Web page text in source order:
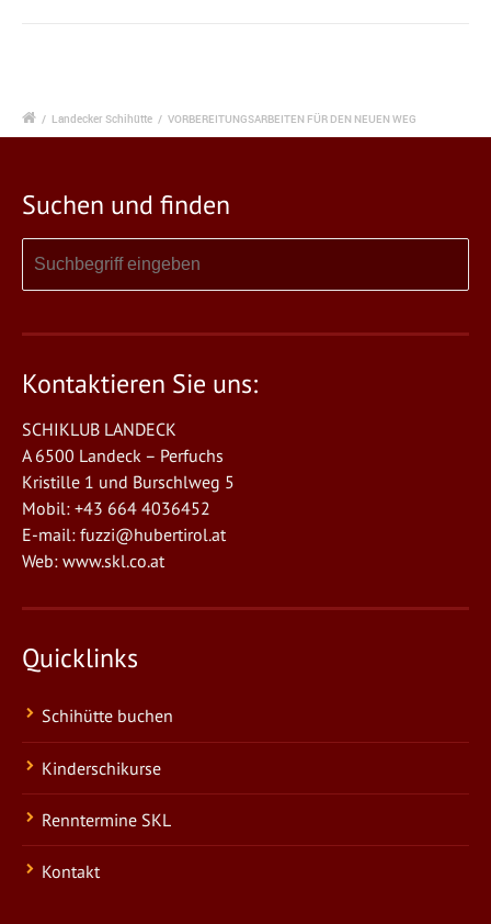
/ Landecker Schihütte / VORBEREITUNGSARBEITEN FÜR DEN NEUEN WEG
Suchen und finden
Kontaktieren Sie uns:
SCHIKLUB LANDECK
A 6500 Landeck – Perfuchs
Kristille 1 und Burschlweg 5
Mobil: +43 664 4036452
E-mail: fuzzi@hubertirol.at
Web: www.skl.co.at
Quicklinks
Schihütte buchen
Kinderschikurse
Renntermine SKL
Kontakt